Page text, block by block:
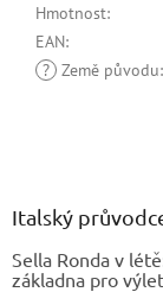
Hmotnost:
EAN:
? Země původu:
Italský
Sella Ronda v
základna pro